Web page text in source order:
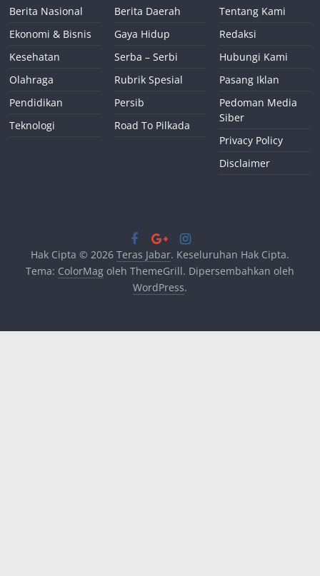
Berita Nasional
Ekonomi & Bisnis
Kesehatan
Olahraga
Pendidikan
Teknologi
Berita Daerah
Gaya Hidup
Serba – Serbi
Rubrik Spesial
Persib
Road To Pilkada
Tentang Kami
Redaksi
Hubungi Kami
Pasang Iklan
Pedoman Media
Siber
Privacy Policy
Disclaimer
Hak Cipta © 2026 Teras Jabar. Keseluruhan Hak Cipta.
Tema: ColorMagoleh ThemeGrill. Dipersembahkan oleh
WordPress.